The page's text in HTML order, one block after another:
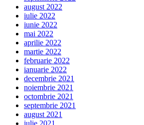
august 2022
iulie 2022
iunie 2022
mai 2022
aprilie 2022
martie 2022
februarie 2022
ianuarie 2022
decembrie 2021
noiembrie 2021
octombrie 2021
septembrie 2021
august 2021